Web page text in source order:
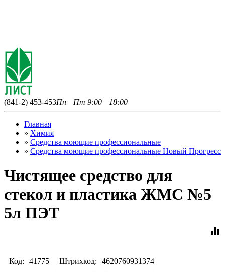
(841-2) 453-453Пн—Пт 9:00—18:00
Главная
» Химия
» Средства моющие профессиональные
» Средства моющие профессиональные Новый Прогресс
Чистящее средство для
стекол и пластика ЖМС №5
5л ПЭТ
equalizer
Код: 41775 Штрихкод: 4620760931374